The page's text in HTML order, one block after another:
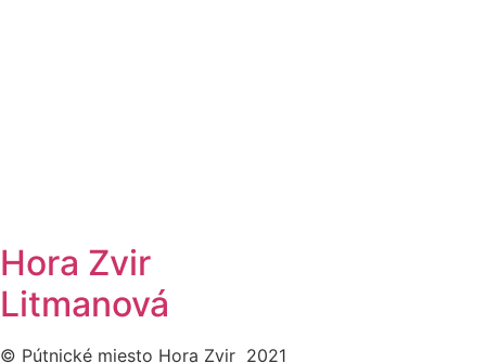
Hora Zvir
Litmanová
© Pútnické miesto Hora Zvir 2021